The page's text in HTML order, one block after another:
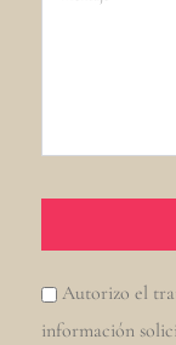
Autorizo el
información